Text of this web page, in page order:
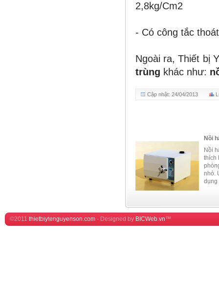
2,8kg/Cm2
- Có công tắc
Ngoài ra, Thiết bị
trùng khác như:
Cập nhật: 24/04/2013
Nồi
Nồi
thích
nhỏ.
dụng
©2011 thietbiytenguyenson.com - Designed by BICWeb.vn™